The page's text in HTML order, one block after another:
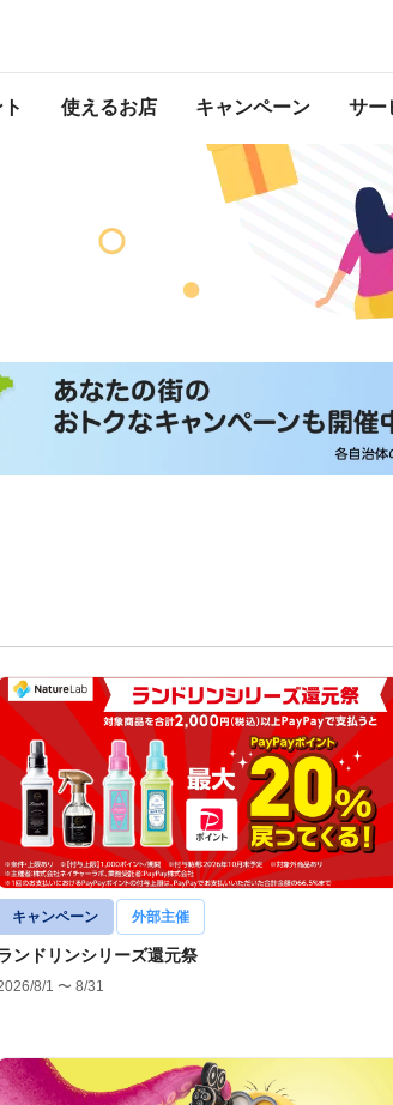
使えるお店 キャンペーン サー
キャンペーン 外部主催
ンドリンシリーズ還元祭
8/1 〜 8/31